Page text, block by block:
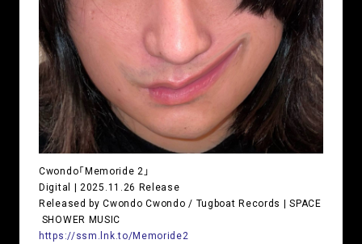
Cwondo「Memoride 2」
Digital | 2025.11.26 Release
Released by Cwondo Cwondo / Tugboat Records | SPACE
SHOWER MUSIC
https://ssm.lnk.to/Memoride2